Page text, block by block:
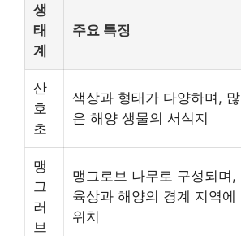
생
태
계
주요 특징
산
호
초
색상과 형태가 다양하며, 많
은 해양 생물의 서식지
맹
그
러
브
맹그로브 나무로 구성되며,
육상과 해양의 경계 지역에
위치